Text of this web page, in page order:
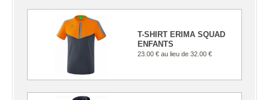
T-SHIRT ERIMA SQUAD
ENFANTS
23.00 € au lieu de 32.00 €